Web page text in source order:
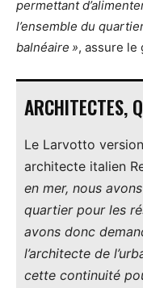
permettant
l’ensemble du
balnéaire », assure le
ARCHITECTES,
Le Larvotto
architecte italien
en mer, nous
quartier pour les
avons donc
l’architecte de
cette continuité